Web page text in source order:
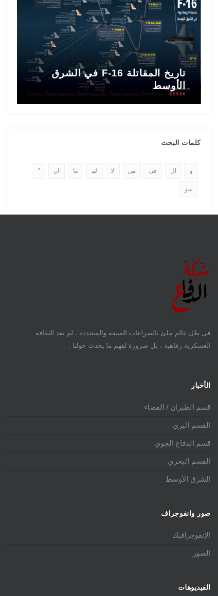
تاريخ المقاتلة F-16 في الشرق
الأوسط
كلمات البحث
و ال في من لا لم ما ان "
سو
فى ظل عالم ملئ بالصراعات العنيفة والمتجددة ، لم تعد الثقافة
العسكرية رفاهية ، بل ضرورة لفهم ما يحدث حولنا .
الأخبار
قسم الطيران / الفضاء
القسم البري
قسم الدفاع الجوي
القسم البحري
الشرق الأوسط
صور وانفوجراف
الإنفوجرافيك
الصور
الفيديوهات